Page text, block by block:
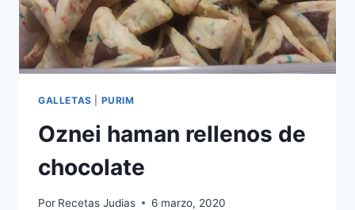
GALLETAS PURIM
Oznei haman rellenos de
chocolate
Por Recetas Judias 6 marzo, 2020